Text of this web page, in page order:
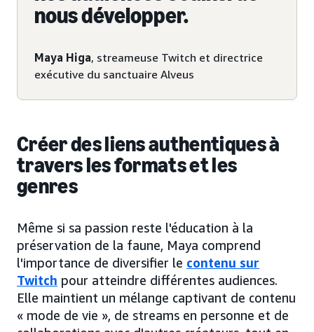
nous développer.
Maya Higa, streameuse Twitch et directrice
exécutive du sanctuaire Alveus
Créer des liens authentiques à
travers les formats et les
genres
Même si sa passion reste l'éducation à la
préservation de la faune, Maya comprend
l'importance de diversifier le contenu sur
Twitch pour atteindre différentes audiences.
Elle maintient un mélange captivant de contenu
« mode de vie », de streams en personne et de